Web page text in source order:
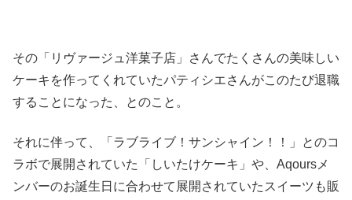
その「リヴァージュ洋菓子店」さんでたくさんの美味しい
ケーキを作ってくれていたパティシエさんがこのたび退職
することになった、とのこと。
それに伴って、「ラブライブ！サンシャイン！！」とのコ
ラボで展開されていた「しいたけケーキ」や、Aqoursメ
ンバーのお誕生日に合わせて展開されていたスイーツも販